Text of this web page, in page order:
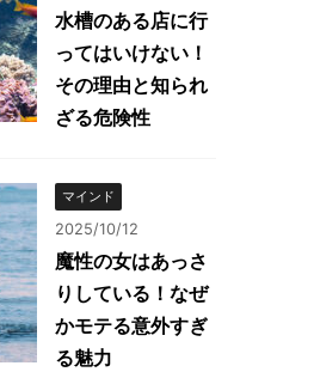
水槽のある店に行
ってはいけない！
その理由と知られ
ざる危険性
マインド
2025/10/12
魔性の女はあっさ
りしている！なぜ
かモテる意外すぎ
る魅力